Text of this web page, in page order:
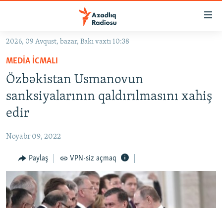
Əsas
qayıt
Əsas
naviqasiyaya
qayıt
Axtarışa
GÜNDƏM
#İZAHLA
KORRUPSIOMETR
#ƏSLINDƏ
QANUNI DOĞRU
ARAŞDIRMA
MULTIMEDIA
VIDEO
RADIO ARXIV
2026, 09 Avqust, bazar, Bakı vaxtı 10:38
MEDIA ICMALI
Özbəkistan Usmanovun
sanksiyalarının qaldırılmasını xahiş
edir
Noyabr 09, 2022
Paylaş VPN-siz açmaq